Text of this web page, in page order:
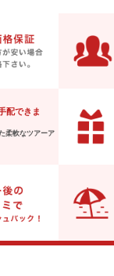
配できま
柔軟なツアーア